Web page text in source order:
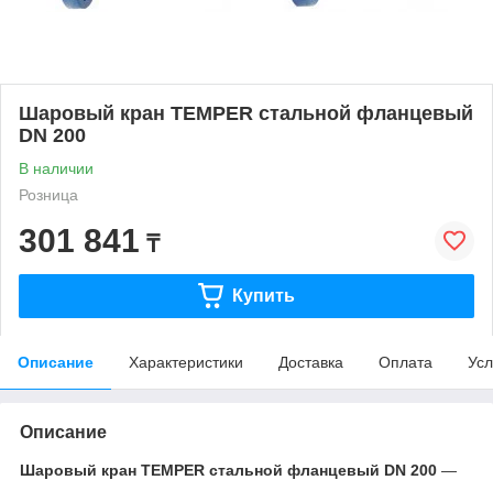
Шаровый кран TEMPER стальной фланцевый
DN 200
В наличии
Розница
301 841 ₸
Купить
Описание Характеристики Доставка Оплата
Описание
Шаровый кран TEMPER стальной фланцевый DN 200 —